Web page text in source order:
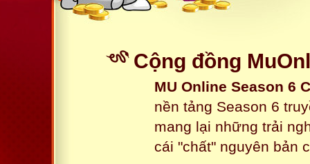
Cộng đồng
MU Online Season 6
nền tảng Season 6
mang lại những trải
cái "chất" nguyên bản